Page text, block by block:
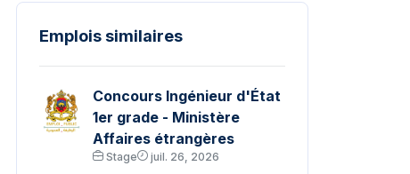
Emplois similaires
Concours Ingénieur d'État
1er grade - Ministère
Affaires étrangères
Stage
juil. 26, 2026